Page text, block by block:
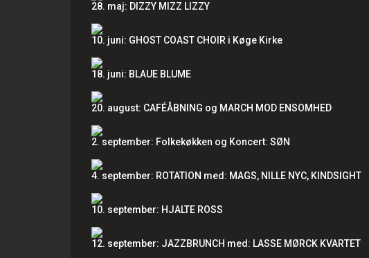
28. maj: DIZZY MIZZ LIZZY
10. juni: GHOST COAST CHOIR i Køge Kirke
18. juni: BLAUE BLUME
20. august: CAFÉÅBNING og MARCH MOD ENSOMHED
2. september: Folkekøkken og Koncert: SØN
4. september: ROTATION med: MAGS, NILLE NYC, KINDSIGHT
10. september: HJALTE ROSS
12. september: JAZZBRUNCH med: LASSE MØRCK KVARTET